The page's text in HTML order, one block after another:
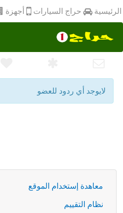
الرئيسية حراج السيارات أجهزة
لايوجد أي ردود للعضو
معاهدة إستخدام الموقع
نظام التقييم